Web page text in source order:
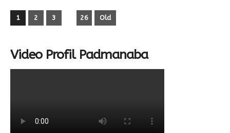
1 2 3 26 Old
Video Profil Padmanaba